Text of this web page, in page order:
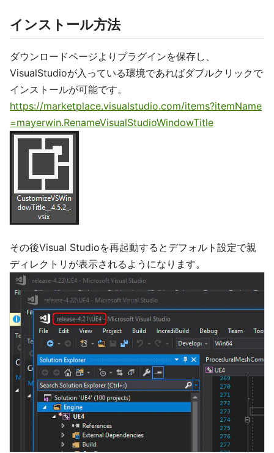
インストール方法
ダウンロードページよりプラグインを保存し、
VisualStudioが入っている環境であればダブルクリックで
インストールが可能です。
https://marketplace.visualstudio.com/items?itemName
=mayerwin.RenameVisualStudioWindowTitle
その後Visual Studioを再起動するとデフォルト設定で親
ディレクトリが表示されるようになります。